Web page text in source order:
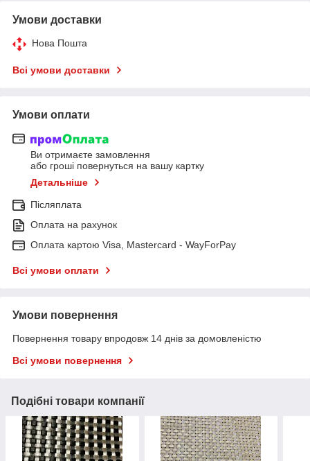
Умови доставки
Нова Пошта
Всі умови доставки
Умови оплати
Ви отримаєте замовлення
або гроші повернуться на вашу картку
Детальніше
Післяплата
Оплата на рахунок
Оплата картою Visa, Mastercard - WayForPay
Всі умови оплати
Умови повернення
Повернення товару впродовж 14 днів за домовленістю
Всі умови повернення
Подібні товари компанії